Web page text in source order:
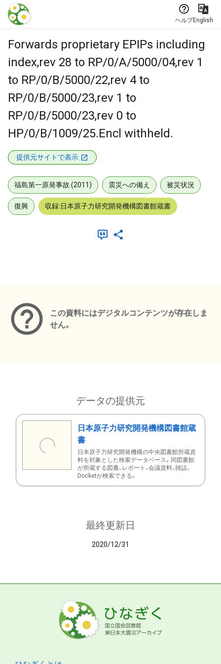
本文に飛ぶ
ヘルプEnglish
Forwards proprietary EPIPs including
index,rev 28 to RP/0/A/5000/04,rev 1
to RP/0/B/5000/22,rev 4 to
RP/0/B/5000/23,rev 1 to
RP/0/B/5000/23,rev 0 to
HP/0/B/1009/25.Encl withheld.
提供元サイトで表示
福島第一原発事故 (2011) 震災への備え 被災状況
復興 収録:日本原子力研究開発機構図書館蔵書
この資料にはデジタルコンテンツが存在しま
せん。
データの提供元
日本原子力研究開発機構図書館蔵
書
日本原子力研究開発機構の中央図書館所蔵資
料を対象とした検索データベース。同図書館
が所蔵する図書、レポート、会議資料、雑誌、
Docketが検索できる。
最終更新日
2020/12/31